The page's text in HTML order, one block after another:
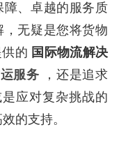
、卓越的服务质
无疑是您将货物
的 国际物流解决
服务
，还是追求
是应对复杂挑战的
的支持。